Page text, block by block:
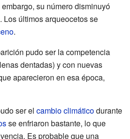
su número disminuyó
. Los últimos arqueocetos se
.
pudo ser la competencia
dentadas) y con nuevas
aparecieron en esa época,
ser el cambio climáticodurante
se enfriaron bastante, lo que
Es probable que una